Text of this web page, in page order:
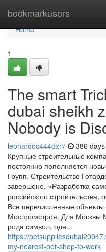
bookmarkusers
Home
Home
1
The smart
dubai sheikh
Nobody is
leonardoc444dxr7 386
Крупные строительные
постоянно пополняется
Групп. Строительство
завершено. «Разработка
российского
Все перечисленные
Моспромстроя. Для Москвы
рода символ, одн...
https://
my-nearest-pet-shop-to-work